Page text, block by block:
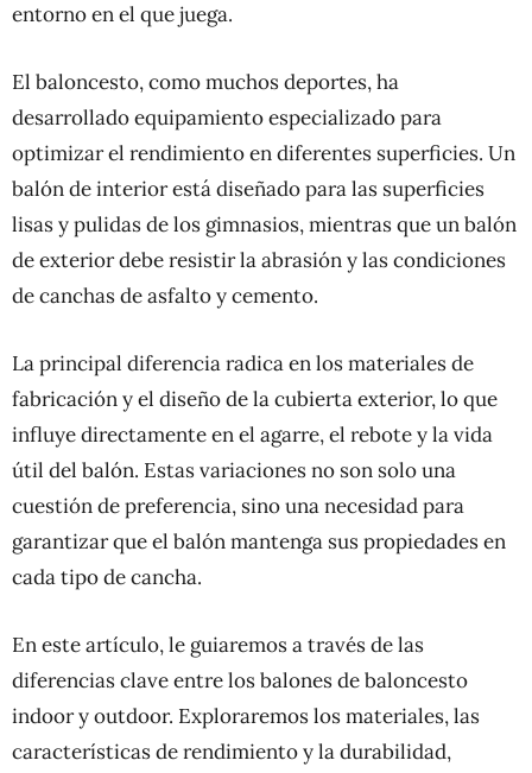
entorno en el que juega.
El baloncesto, como muchos deportes, ha
desarrollado equipamiento especializado para
optimizar el rendimiento en diferentes superficies. Un
balón de interior está diseñado para las superficies
lisas y pulidas de los gimnasios, mientras que un balón
de exterior debe resistir la abrasión y las condiciones
de canchas de asfalto y cemento.
La principal diferencia radica en los materiales de
fabricación y el diseño de la cubierta exterior, lo que
influye directamente en el agarre, el rebote y la vida
útil del balón. Estas variaciones no son solo una
cuestión de preferencia, sino una necesidad para
garantizar que el balón mantenga sus propiedades en
cada tipo de cancha.
En este artículo, le guiaremos a través de las
diferencias clave entre los balones de baloncesto
indoor y outdoor. Exploraremos los materiales, las
características de rendimiento y la durabilidad,